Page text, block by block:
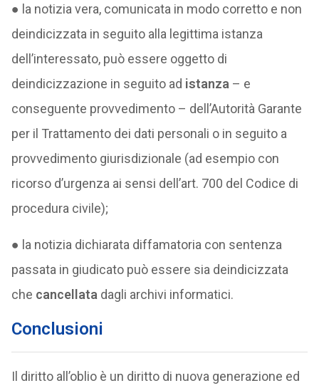
● la notizia vera, comunicata in modo corretto e non
deindicizzata in seguito alla legittima istanza
dell’interessato, può essere oggetto di
deindicizzazione in seguito ad istanza – e
conseguente provvedimento – dell’Autorità Garante
per il Trattamento dei dati personali o in seguito a
provvedimento giurisdizionale (ad esempio con
ricorso d’urgenza ai sensi dell’art. 700 del Codice di
procedura civile);
● la notizia dichiarata diffamatoria con sentenza
passata in giudicato può essere sia deindicizzata
che cancellata dagli archivi informatici.
Conclusioni
Il diritto all’oblio è un diritto di nuova generazione ed